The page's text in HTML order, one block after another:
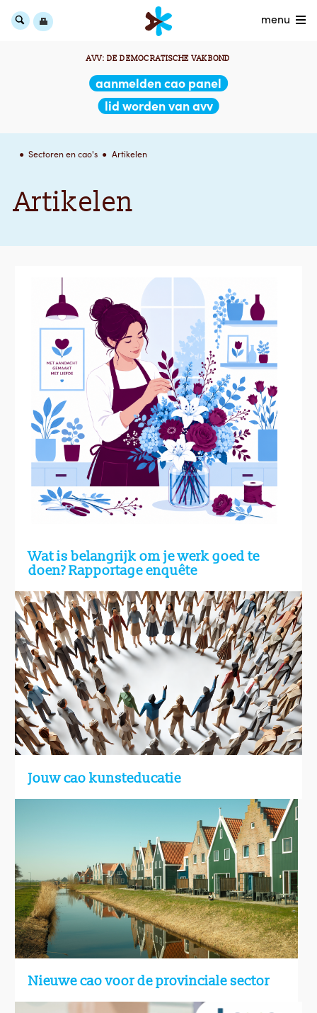
aanmelden cao panel
lid worden van avv
menu
AVV: DE DEMOCRATISCHE VAKBOND
Sectoren en cao's Artikelen
Artikelen
Wat is belangrijk om je werk goed te
doen? Rapportage enquête
Jouw cao kunsteducatie
Nieuwe cao voor de provinciale sector